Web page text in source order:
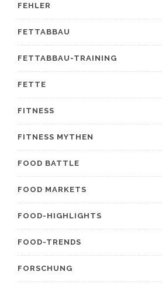
FEHLER
FETTABBAU
FETTABBAU-TRAINING
FETTE
FITNESS
FITNESS MYTHEN
FOOD BATTLE
FOOD MARKETS
FOOD-HIGHLIGHTS
FOOD-TRENDS
FORSCHUNG